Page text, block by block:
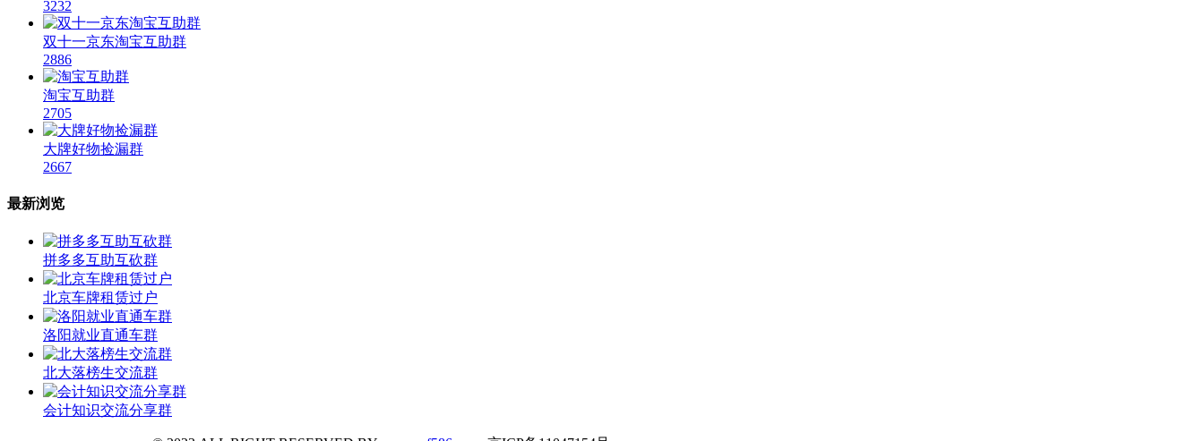
3232
双十一京东淘宝互助群
2886
淘宝互助群
2705
大牌好物捡漏群
2667
最新浏览
拼多多互助互砍群
北京车牌租赁过户
洛阳就业直通车群
北大落榜生交流群
会计知识交流分享群